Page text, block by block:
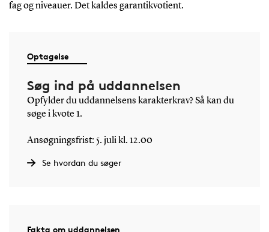
fag og niveauer. Det kaldes garantikvotient.
Optagelse
Søg ind på uddannelsen
Opfylder du uddannelsens karakterkrav? Så kan du
søge i kvote 1.
Ansøgningsfrist: 5. juli kl. 12.00
Se hvordan du søger
Fakta om uddannelsen